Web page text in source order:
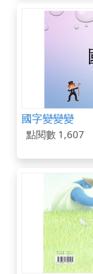
國字變變變
點閱數 1,607